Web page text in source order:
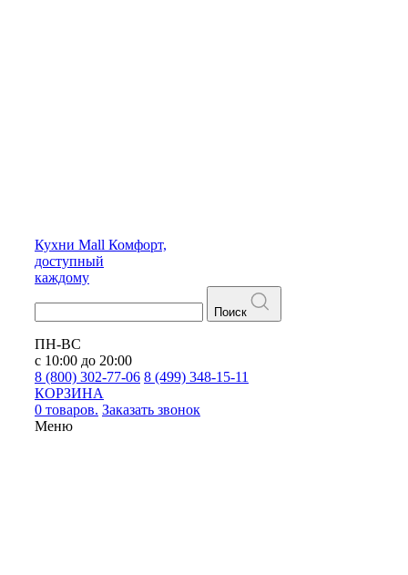
Кухни Mall Комфорт,
доступный
каждому
Поиск
ПН-ВС
с 10:00 до 20:00
8 (800) 302-77-06 8 (499) 348-15-11
КОРЗИНА
0 товаров. Заказать звонок
Меню